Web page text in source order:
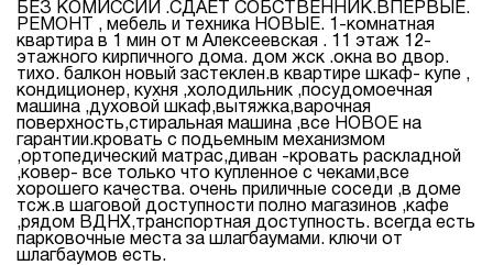
БЕЗ КОМИССИИ .СДАЕТ СОБСТВЕННИК.ВПЕРВЫЕ.
РЕМОНТ , мебель и техника НОВЫЕ. 1-комнатная
квартира в 1 мин от м Алексеевская . 11 этаж 12-
этажного кирпичного дома. дом жск .окна во двор.
тихо. балкон новый застеклен.в квартире шкаф- купе ,
кондиционер, кухня ,холодильник ,посудомоечная
машина ,духовой шкаф,вытяжка,варочная
поверхность,стиральная машина ,все НОВОЕ на
гарантии.кровать с подьемным механизмом
,ортопедический матрас,диван -кровать раскладной
,ковер- все только что купленное с чеками,все
хорошего качества. очень приличные соседи ,в доме
тсж.в шаговой доступности полно магазинов ,кафе
,рядом ВДНХ,транспортная доступность. всегда есть
парковочные места за шлагбаумами. ключи от
шлагбаумов есть.